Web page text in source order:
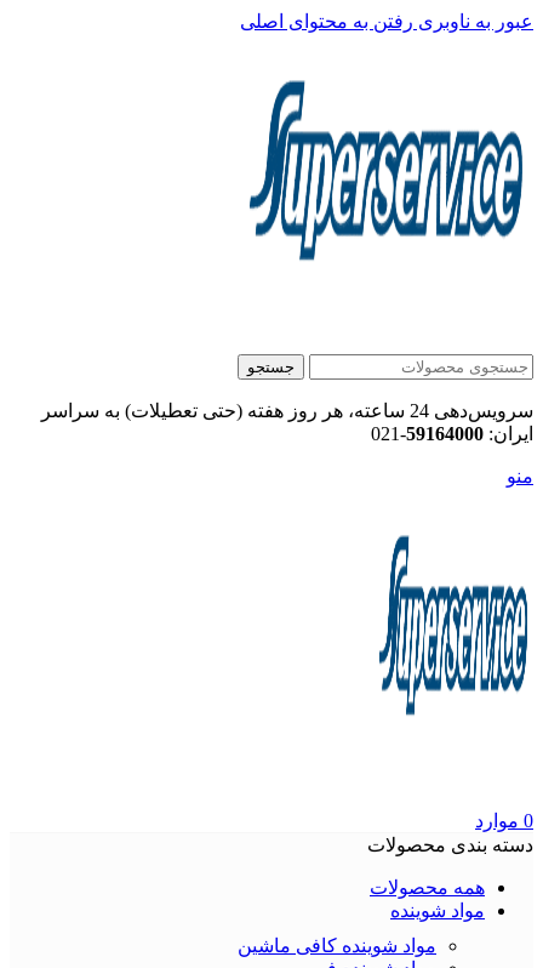
عبور به ناوبری رفتن به محتوای اصلی
جستجو
سرویس‌دهی 24 ساعته، هر روز هفته (حتی تعطیلات) به سراسر
ایران: 59164000
-021
منو
0 موارد
دسته بندی محصولات
همه محصولات
مواد شوینده
مواد شوینده کافی ماشین